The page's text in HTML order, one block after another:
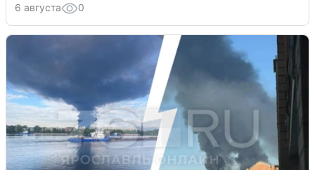
6 августа 0